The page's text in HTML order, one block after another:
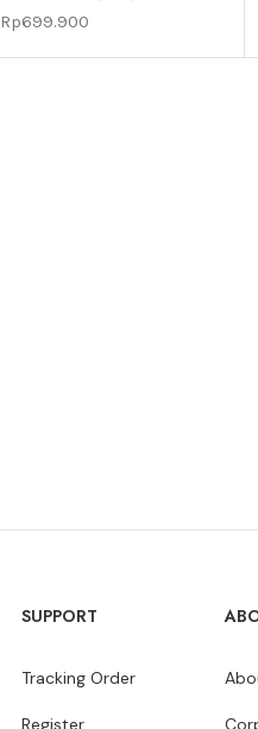
Rp699.900
SUPPORT
Tracking Order
Register